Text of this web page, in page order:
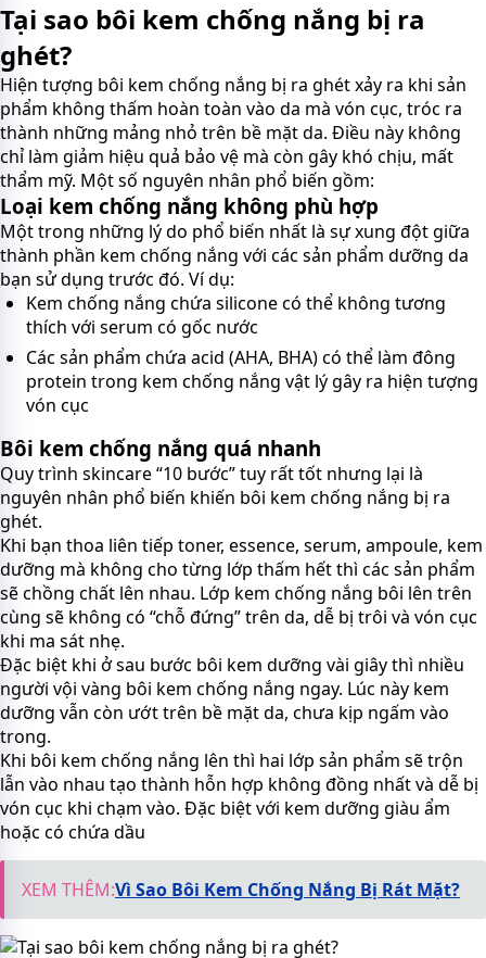
Tại sao bôi kem chống nắng bị ra
ghét?
Hiện tượng bôi kem chống nắng bị ra ghét xảy ra khi sản
phẩm không thấm hoàn toàn vào da mà vón cục, tróc ra
thành những mảng nhỏ trên bề mặt da. Điều này không
chỉ làm giảm hiệu quả bảo vệ mà còn gây khó chịu, mất
thẩm mỹ. Một số nguyên nhân phổ biến gồm:
Loại kem chống nắng không phù hợp
Một trong những lý do phổ biến nhất là sự xung đột giữa
thành phần kem chống nắng với các sản phẩm dưỡng da
bạn sử dụng trước đó. Ví dụ:
Kem chống nắng chứa silicone có thể không tương
thích với serum có gốc nước
Các sản phẩm chứa acid (AHA, BHA) có thể làm đông
protein trong kem chống nắng vật lý gây ra hiện tượng
vón cục
Bôi kem chống nắng quá nhanh
Quy trình skincare “10 bước” tuy rất tốt nhưng lại là
nguyên nhân phổ biến khiến bôi kem chống nắng bị ra
ghét.
Khi bạn thoa liên tiếp toner, essence, serum, ampoule, kem
dưỡng mà không cho từng lớp thấm hết thì các sản phẩm
sẽ chồng chất lên nhau. Lớp kem chống nắng bôi lên trên
cùng sẽ không có “chỗ đứng” trên da, dễ bị trôi và vón cục
khi ma sát nhẹ.
Đặc biệt khi ở sau bước bôi kem dưỡng vài giây thì nhiều
người vội vàng bôi kem chống nắng ngay. Lúc này kem
dưỡng vẫn còn ướt trên bề mặt da, chưa kịp ngấm vào
trong.
Khi bôi kem chống nắng lên thì hai lớp sản phẩm sẽ trộn
lẫn vào nhau tạo thành hỗn hợp không đồng nhất và dễ bị
vón cục khi chạm vào. Đặc biệt với kem dưỡng giàu ẩm
hoặc có chứa dầu
XEM THÊM:Vì Sao Bôi Kem Chống Nắng Bị Rát Mặt?